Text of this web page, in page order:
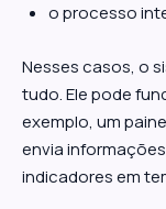
o processo
Nesses casos, o
tudo. Ele pode
exemplo, um
envia
indicadores em